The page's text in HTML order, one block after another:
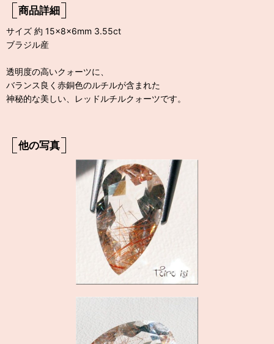
商品詳細
サイズ 約 15×8×6mm 3.55ct
ブラジル産
透明度の高いクォーツに、
バランス良く赤銅色のルチルが含まれた
神秘的な美しい、レッドルチルクォーツです。
他の写真